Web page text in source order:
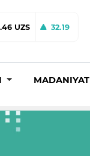
UZS 32.19
MADANIYAT